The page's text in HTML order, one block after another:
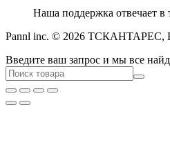
Наша поддержка отвечает в
Pannl inc. © 2026 ТСКАНТАРЕС,
Введите ваш запрос и мы все